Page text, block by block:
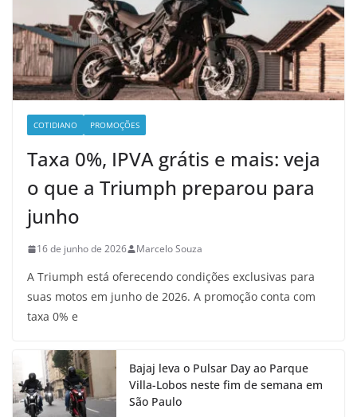
COTIDIANO PROMOÇÕES
Taxa 0%, IPVA grátis e mais: veja
o que a Triumph preparou para
junho
16 de junho de 2026 Marcelo Souza
A Triumph está oferecendo condições exclusivas para
suas motos em junho de 2026. A promoção conta com
taxa 0% e
Bajaj leva o Pulsar Day ao Parque
Villa-Lobos neste fim de semana em
São Paulo